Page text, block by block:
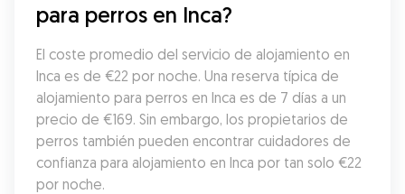
para perros en Inca?
El coste promedio del servicio de alojamiento en
Inca es de €22 por noche. Una reserva típica de
alojamiento para perros en Inca es de 7 días a un
precio de €169. Sin embargo, los propietarios de
perros también pueden encontrar cuidadores de
confianza para alojamiento en Inca por tan solo €22
por noche.